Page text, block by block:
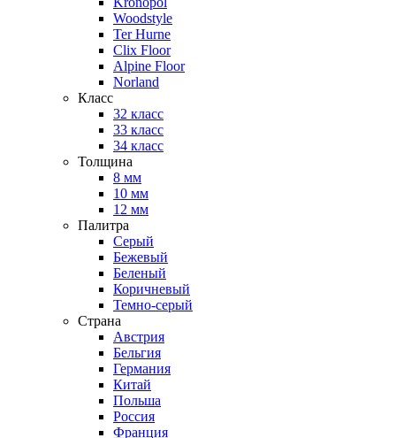
Woodstyle
Ter Hurne
Clix Floor
Alpine Floor
Norland
Класс
32 класс
33 класс
34 класс
Толщина
8 мм
10 мм
12 мм
Палитра
Серый
Бежевый
Беленый
Коричневый
Темно-серый
Страна
Австрия
Бельгия
Германия
Китай
Польша
Россия
Франция